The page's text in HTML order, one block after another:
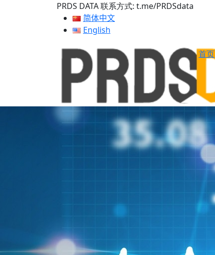
PRDS DATA 联系方式: t.me/PRDSdata
简体中文
English
首页